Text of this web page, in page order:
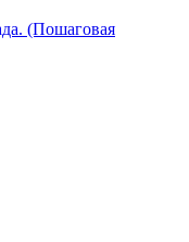
(Пошаговая